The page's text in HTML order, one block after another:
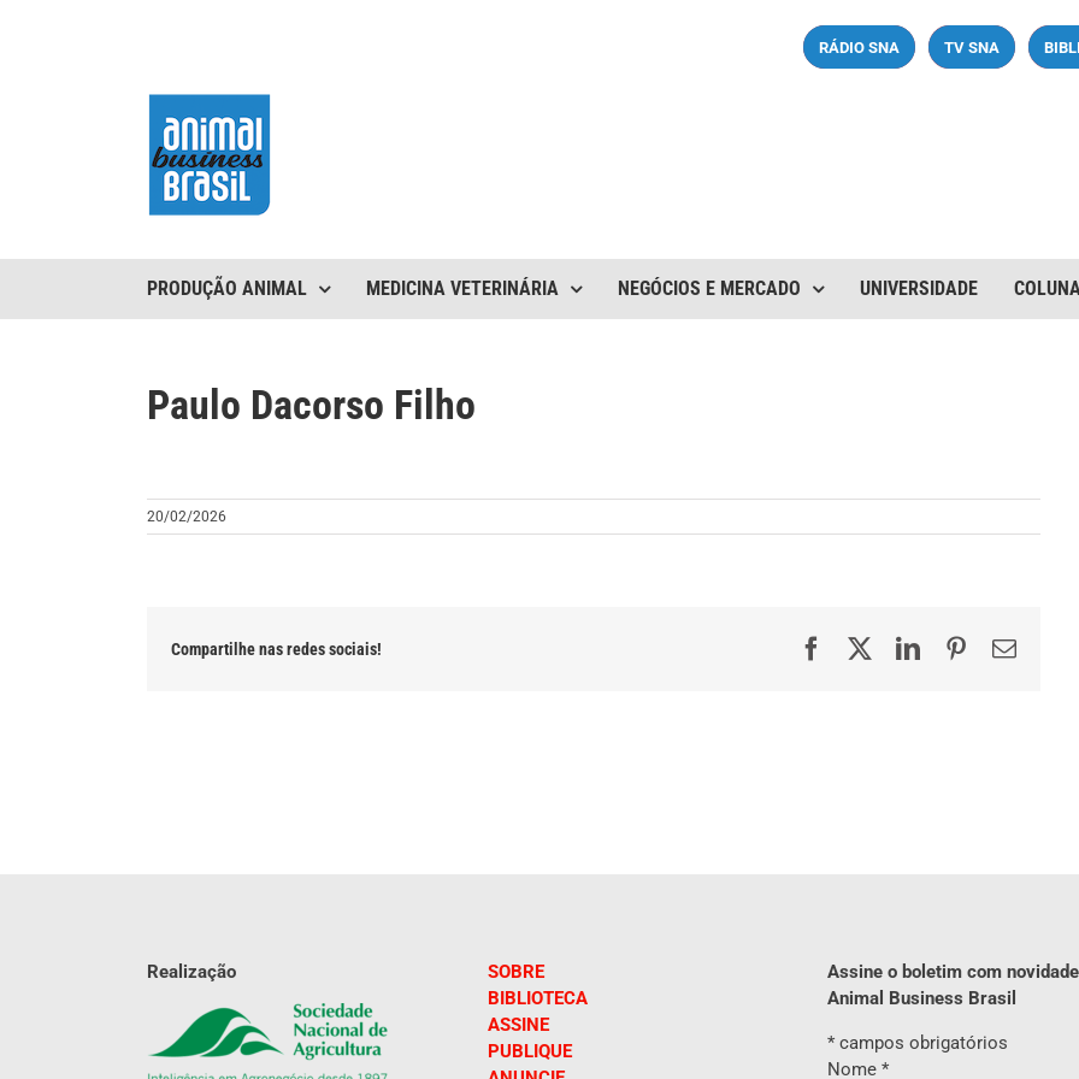
RÁDIO SNA TV SNA
PRODUÇÃO ANIMAL MEDICINA VETERINÁRIA NEGÓCIOS E MERCADO UNIVERSIDADE
Paulo Dacorso Filho
20/02/2026
Compartilhe nas redes sociais! FacebookLinkedInPinterest
E-
Realização
SOBRE
BIBLIOTECA
ASSINE
PUBLIQUE
Assine o boletim com
Animal Business Brasil
* campos obrigatórios
Nome *